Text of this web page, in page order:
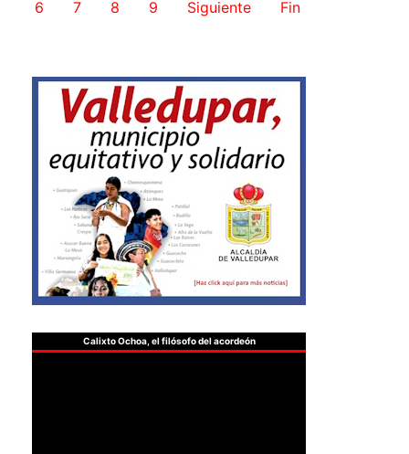
6 7 8 9 Siguiente Fin
Calixto Ochoa, el filósofo del acordeón